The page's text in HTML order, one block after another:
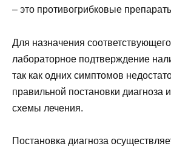
– это противогрибковые
Для назначения
лабораторное подтверждение
так как одних симптомов
правильной постановки диагноза
схемы лечения.
Постановка диагноза